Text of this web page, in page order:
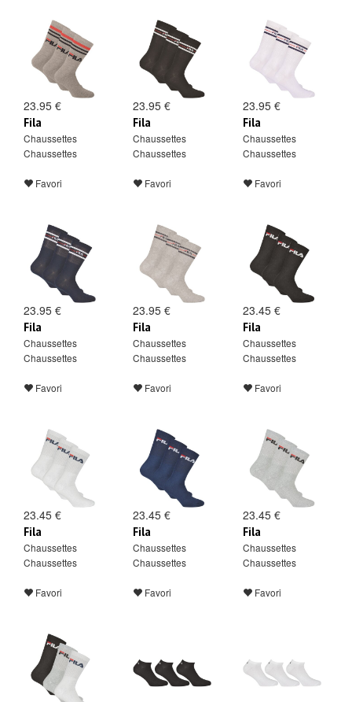
23.95 €
Fila
Chaussettes
Chaussettes
Favori
23.95 €
Fila
Chaussettes
Chaussettes
Favori
23.95 €
Fila
Chaussettes
Chaussettes
Favori
23.95 €
Fila
Chaussettes
Chaussettes
Favori
23.95 €
Fila
Chaussettes
Chaussettes
Favori
23.45 €
Fila
Chaussettes
Chaussettes
Favori
23.45 €
Fila
Chaussettes
Chaussettes
Favori
23.45 €
Fila
Chaussettes
Chaussettes
Favori
23.45 €
Fila
Chaussettes
Chaussettes
Favori